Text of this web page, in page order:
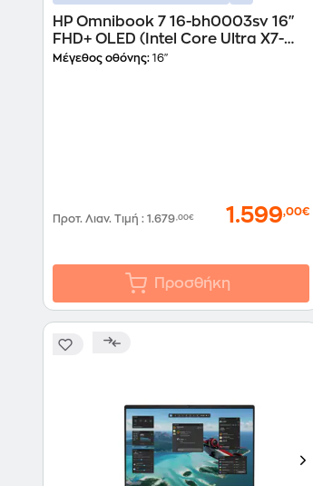
HP Omnibook 7 16-bh0003sv 16"
FHD+ OLED (Intel Core Ultra X7-
358H/32 GB/1TB SSD/Arc
Μέγεθος οθόνης: 16"
Προτ. Λιαν. Τιμή : 1.679,00€ 1.599,00€
Προσθήκη